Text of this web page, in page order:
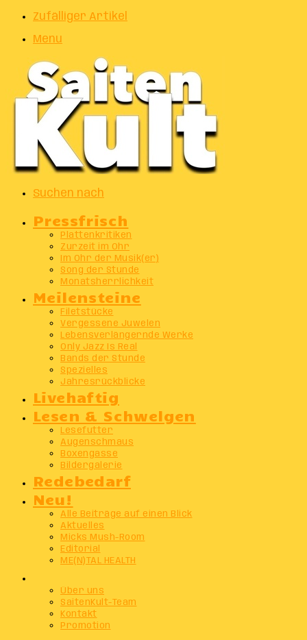
Zufälliger Artikel
Menu
Suchen nach
Pressfrisch
Plattenkritiken
Zurzeit im Ohr
Im Ohr der Musik(er)
Song der Stunde
Monatsherrlichkeit
Meilensteine
Filetstücke
Vergessene Juwelen
Lebensverlängernde Werke
Only Jazz Is Real
Bands der Stunde
Spezielles
Jahresrückblicke
Livehaftig
Lesen & Schwelgen
Lesefutter
Augenschmaus
Boxengasse
Bildergalerie
Redebedarf
Neu!
Alle Beiträge auf einen Blick
Aktuelles
Micks Mush-Room
Editorial
ME(N)TAL HEALTH
Über uns
SaitenKult-Team
Kontakt
Promotion